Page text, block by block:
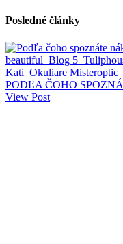
Posledné články
PODĽA ČOHO
View Post